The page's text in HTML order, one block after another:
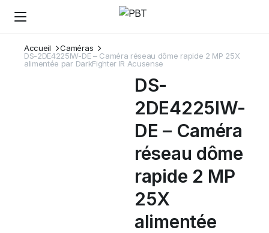
Accueil
Caméras
DS-2DE4225IW-DE – Caméra réseau dôme rapide 2 MP 25X
alimentée par DarkFighter IR Acusense
DS-
2DE4225IW-
DE – Caméra
réseau dôme
rapide 2 MP
25X
alimentée